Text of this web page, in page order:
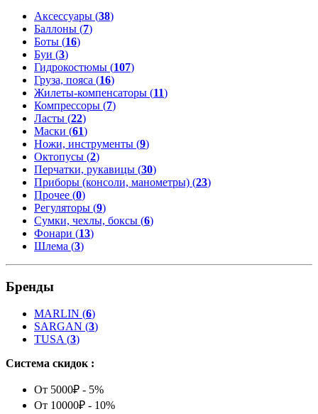
Аксессуары (38)
Баллоны (7)
Боты (16)
Буи (3)
Гидрокостюмы (107)
Груза, пояса (16)
Жилеты-компенсаторы (11)
Компрессоры (7)
Ласты (22)
Маски (61)
Ножи, инструменты (9)
Октопусы (2)
Перчатки, рукавицы (30)
Приборы (консоли, манометры) (23)
Прочее (0)
Регуляторы (9)
Сумки, чехлы, боксы (6)
Фонари (13)
Шлема (3)
Бренды
MARLIN (6)
SARGAN (3)
TUSA (3)
Система скидок :
От 5000₽ - 5%
От 10000₽ - 10%